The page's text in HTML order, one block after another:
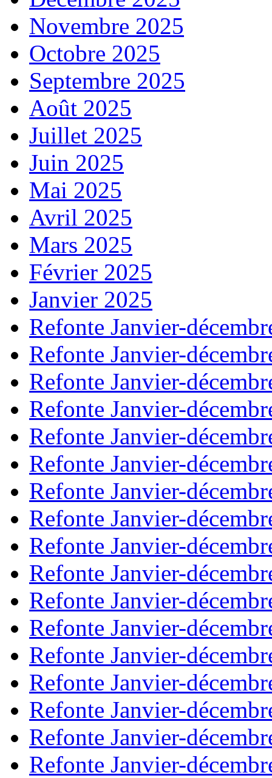
Novembre 2025
Octobre 2025
Septembre 2025
Août 2025
Juillet 2025
Juin 2025
Mai 2025
Avril 2025
Mars 2025
Février 2025
Janvier 2025
Refonte Janvier-
Refonte Janvier-
Refonte Janvier-
Refonte Janvier-
Refonte Janvier-
Refonte Janvier-
Refonte Janvier-
Refonte Janvier-
Refonte Janvier-
Refonte Janvier-
Refonte Janvier-
Refonte Janvier-
Refonte Janvier-
Refonte Janvier-
Refonte Janvier-
Refonte Janvier-
Refonte Janvier-